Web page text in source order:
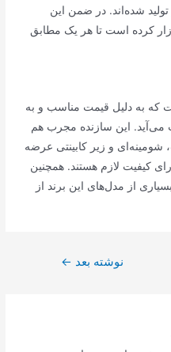
تولید شده‌اند. در ضمن این
کرده است تا هر یک مطابق
که به دلیل قیمت مناسب و به
می‌آید. این سازنده مجرب هم
و زیر کابینتی عرضه
کیفیت لازم هستند. همچنین
از مدل‌های این برند از
نوشته بعد ←